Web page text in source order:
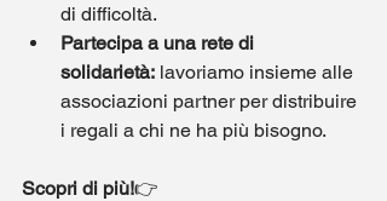
di difficoltà.
Partecipa a una rete di
solidarietà: lavoriamo insieme alle
associazioni partner per distribuire
i regali a chi ne ha più bisogno.
Scopri di più!👉